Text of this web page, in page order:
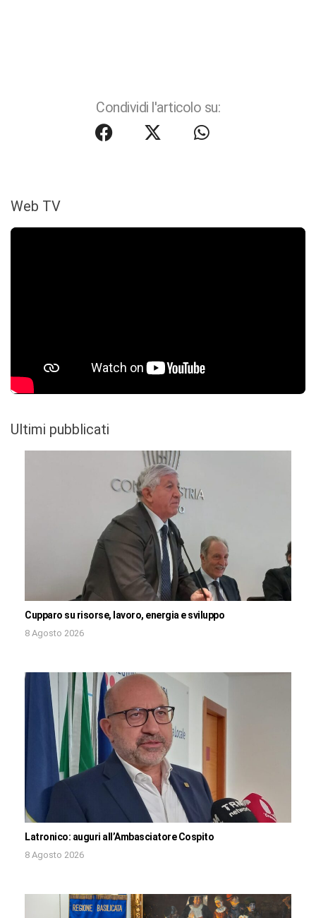
Condividi l'articolo su:
Web TV
Ultimi pubblicati
Cupparo su risorse, lavoro, energia e sviluppo
8 Agosto 2026
Latronico: auguri all’Ambasciatore Cospito
8 Agosto 2026